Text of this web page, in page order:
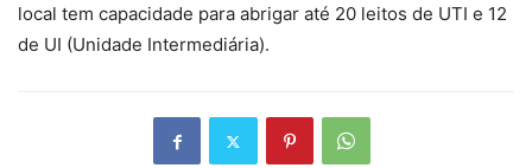
local tem capacidade para abrigar até 20 leitos de UTI e 12
de UI (Unidade Intermediária).